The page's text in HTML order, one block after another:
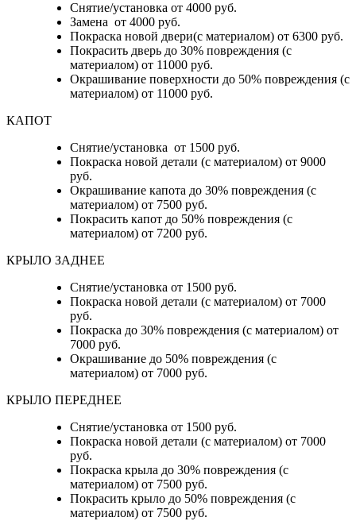
Снятие/установка от 4000 руб.
Замена от 4000 руб.
Покраска новой двери(с материалом) от 6300 руб.
Покрасить дверь до 30% повреждения (с
материалом) от 11000 руб.
Окрашивание поверхности до 50% повреждения (с
материалом) от 11000 руб.
КАПОТ
Снятие/установка от 1500 руб.
Покраска новой детали (с материалом) от 9000
руб.
Окрашивание капота до 30% повреждения (с
материалом) от 7500 руб.
Покрасить капот до 50% повреждения (с
материалом) от 7200 руб.
КРЫЛО ЗАДНЕЕ
Снятие/установка от 1500 руб.
Покраска новой детали (с материалом) от 7000
руб.
Покраска до 30% повреждения (с материалом) от
7000 руб.
Окрашивание до 50% повреждения (с
материалом) от 7000 руб.
КРЫЛО ПЕРЕДНЕЕ
Снятие/установка от 1500 руб.
Покраска новой детали (с материалом) от 7000
руб.
Покраска крыла до 30% повреждения (с
материалом) от 7500 руб.
Покрасить крыло до 50% повреждения (с
материалом) от 7500 руб.